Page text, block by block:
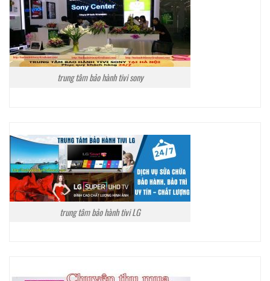
trung tâm bảo hành tivi sony
trung tâm bảo hành tivi LG